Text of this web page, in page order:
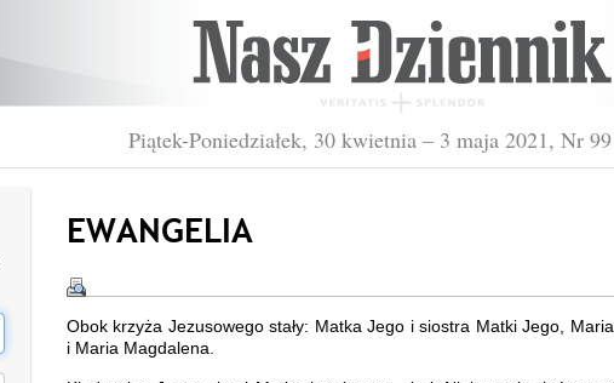
Piątek-Poniedziałek, 30 kwietnia – 3 maja 2021, Nr
EWANGELIA
Obok krzyża Jezusowego stały: Matka Jego i siostra Matki Jego,
i Maria Magdalena.